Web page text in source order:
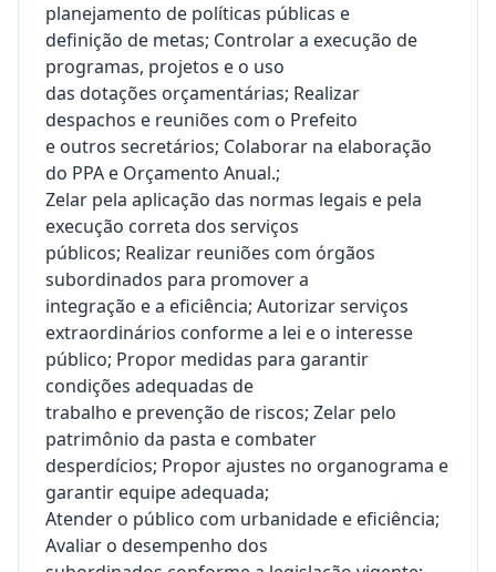
planejamento de políticas públicas e
definição de metas; Controlar a execução de
programas, projetos e o uso
das dotações orçamentárias; Realizar
despachos e reuniões com o Prefeito
e outros secretários; Colaborar na elaboração
do PPA e Orçamento Anual.;
Zelar pela aplicação das normas legais e pela
execução correta dos serviços
públicos; Realizar reuniões com órgãos
subordinados para promover a
integração e a eficiência; Autorizar serviços
extraordinários conforme a lei e o interesse
público; Propor medidas para garantir
condições adequadas de
trabalho e prevenção de riscos; Zelar pelo
patrimônio da pasta e combater
desperdícios; Propor ajustes no organograma e
garantir equipe adequada;
Atender o público com urbanidade e eficiência;
Avaliar o desempenho dos